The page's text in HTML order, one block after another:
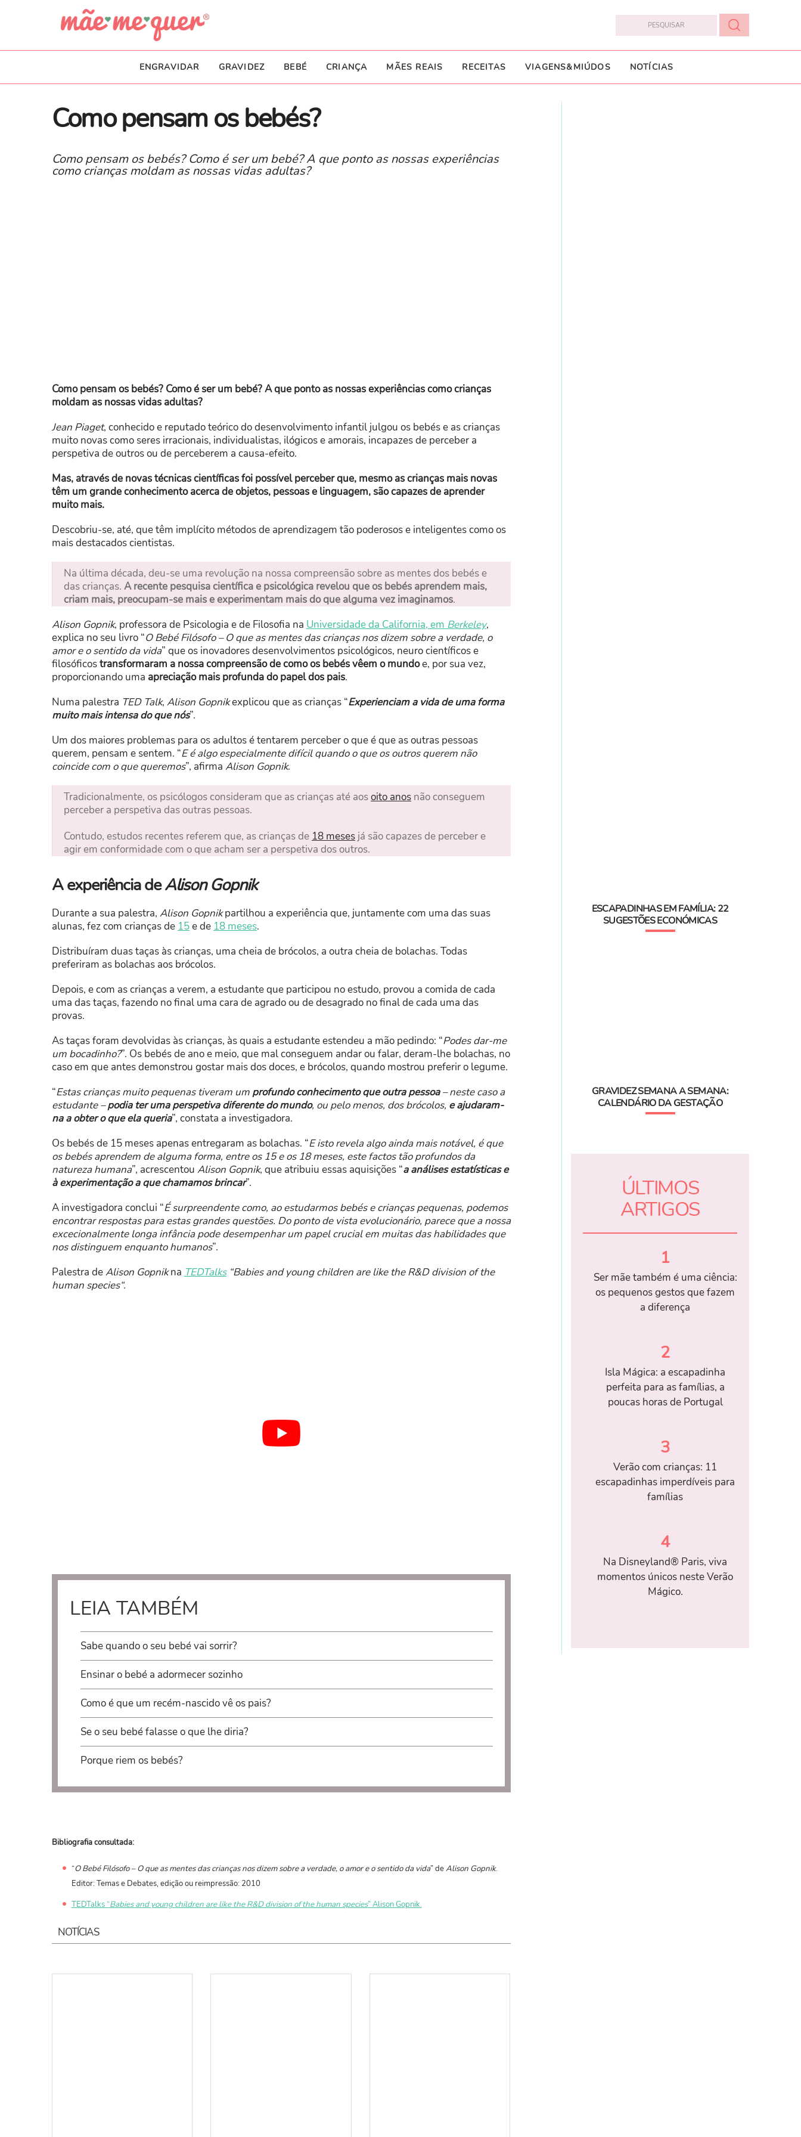
ENGRAVIDAR GRAVIDEZ BEBÉ CRIANÇA MÃES REAIS RECEITAS VIAGENS&MIÚDOS NOTÍCIAS
Como pensam os bebés?
Como pensam os bebés? Como é ser um bebé? A que ponto as nossas experiências
como crianças moldam as nossas vidas adultas?
Como pensam os bebés? Como é ser um bebé? A que ponto as nossas experiências como crianças
moldam as nossas vidas adultas?
Jean Piaget, conhecido e reputado teórico do desenvolvimento infantil julgou os bebés e as crianças
muito novas como seres irracionais, individualistas, ilógicos e amorais, incapazes de perceber a
perspetiva de outros ou de perceberem a causa-efeito.
Mas, através de novas técnicas científicas foi possível perceber que, mesmo as crianças mais novas
têm um grande conhecimento acerca de objetos, pessoas e linguagem, são capazes de aprender
muito mais.
Descobriu-se, até, que têm implícito métodos de aprendizagem tão poderosos e inteligentes como os
mais destacados cientistas.
Na última década, deu-se uma revolução na nossa compreensão sobre as mentes dos bebés e
das crianças. A recente pesquisa científica e psicológica revelou que os bebés aprendem mais,
criam mais, preocupam-se mais e experimentam mais do que alguma vez imaginamos.
Alison Gopnik, professora de Psicologia e de Filosofia na Universidade da California, em Berkeley,
explica no seu livro “O Bebé Filósofo – O que as mentes das crianças nos dizem sobre a verdade, o
amor e o sentido da vida” que os inovadores desenvolvimentos psicológicos, neuro científicos e
filosóficostransformaram a nossa compreensão de como os bebés vêem o mundoe, por sua vez,
proporcionando uma apreciação mais profunda do papel dos pais.
Numa palestra TED Talk, Alison Gopnikexplicou que as crianças “Experienciam a vida de uma forma
muito mais intensa do que nós”.
Um dos maiores problemas para os adultos é tentarem perceber o que é que as outras pessoas
querem, pensam e sentem. “E é algo especialmente difícil quando o que os outros querem não
coincide com o que queremos”, afirma Alison Gopnik.
Tradicionalmente, os psicólogos consideram que as crianças até aosoito anos não conseguem
perceber a perspetiva das outras pessoas.
Contudo, estudos recentes referem que, as crianças de 18 meses já são capazes de perceber e
agir em conformidade com o que acham ser a perspetiva dos outros.
A experiência deAlison Gopnik
Durante a sua palestra, Alison Gopnikpartilhou a experiência que, juntamente com uma das suas
alunas, fez com crianças de 15e de 18 meses.
Distribuíram duas taças às crianças, uma cheia de brócolos, a outra cheia de bolachas. Todas
preferiram as bolachas aos brócolos.
Depois, e com as crianças a verem, a estudante que participou no estudo, provou a comida de cada
uma das taças, fazendo no final uma cara de agrado ou de desagrado no final de cada uma das
provas.
As taças foram devolvidas às crianças, às quais a estudante estendeu a mão pedindo: “Podes dar-me
um bocadinho?”. Os bebés de ano e meio, que mal conseguem andar ou falar, deram-lhe bolachas, no
caso em que antes demonstrou gostar mais dos doces, e brócolos, quando mostrou preferir o legume.
“Estas crianças muito pequenas tiveram um profundo conhecimento que outra pessoa– neste caso a
estudante –podia ter uma perspetiva diferente do mundo, ou pelo menos, dos brócolos, e ajudaram-
na a obter o que ela queria”, constata a investigadora.
Os bebés de 15 meses apenas entregaram as bolachas. “E isto revela algo ainda mais notável, é que
os bebés aprendem de alguma forma, entre os 15 e os 18 meses, este factos tão profundos da
natureza humana”, acrescentou Alison Gopnik, que atribuiu essas aquisições “a análises estatísticas e
à experimentação a que chamamos brincar”.
A investigadora conclui “É surpreendente como, ao estudarmos bebés e crianças pequenas, podemos
encontrar respostas para estas grandes questões. Do ponto de vista evolucionário, parece que a nossa
excecionalmente longa infância pode desempenhar um papel crucial em muitas das habilidades que
nos distinguem enquanto humanos”.
Palestra deAlison Gopnikna TEDTalks“Babies and young children are like the R&D division of the
human species“.
LEIA TAMBÉM
Sabe quando o seu bebé vai sorrir?
Ensinar o bebé a adormecer sozinho
Como é que um recém-nascido vê os pais?
Se o seu bebé falasse o que lhe diria?
Porque riem os bebés?
Bibliografia consultada:
“O Bebé Filósofo – O que as mentes das crianças nos dizem sobre a verdade, o amor e o sentido da vida” deAlison Gopnik.
Editor: Temas e Debates, edição ou reimpressão: 2010
TEDTalks “Babies and young children are like the R&D division of the human species” Alison Gopnik.
NOTÍCIAS
ESCAPADINHAS EM FAMÍLIA: 22
SUGESTÕES ECONÓMICAS
GRAVIDEZ SEMANA A SEMANA:
CALENDÁRIO DA GESTAÇÃO
ÚLTIMOS
ARTIGOS
1
Ser mãe também é uma ciência:
os pequenos gestos que fazem
a diferença
2
Isla Mágica: a escapadinha
perfeita para as famílias, a
poucas horas de Portugal
3
Verão com crianças: 11
escapadinhas imperdíveis para
famílias
4
Na Disneyland® Paris, viva
momentos únicos neste Verão
Mágico.